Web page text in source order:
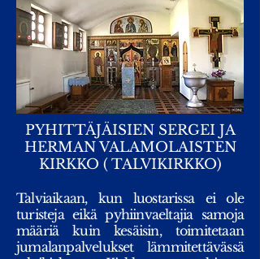
PYHITTÄJÄISIEN SERGEI JA
HERMAN VALAMOLAISTEN
KIRKKO ( TALVIKIRKKO)
Talviaikaan, kun luostarissa ei ole
turisteja eikä pyhiinvaeltajia samoja
määriä kuin kesäisin, toimitetaan
jumalanpalvelukset lämmitettävässä